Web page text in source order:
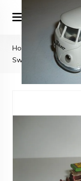
Home TEKNO TOYS
Switch